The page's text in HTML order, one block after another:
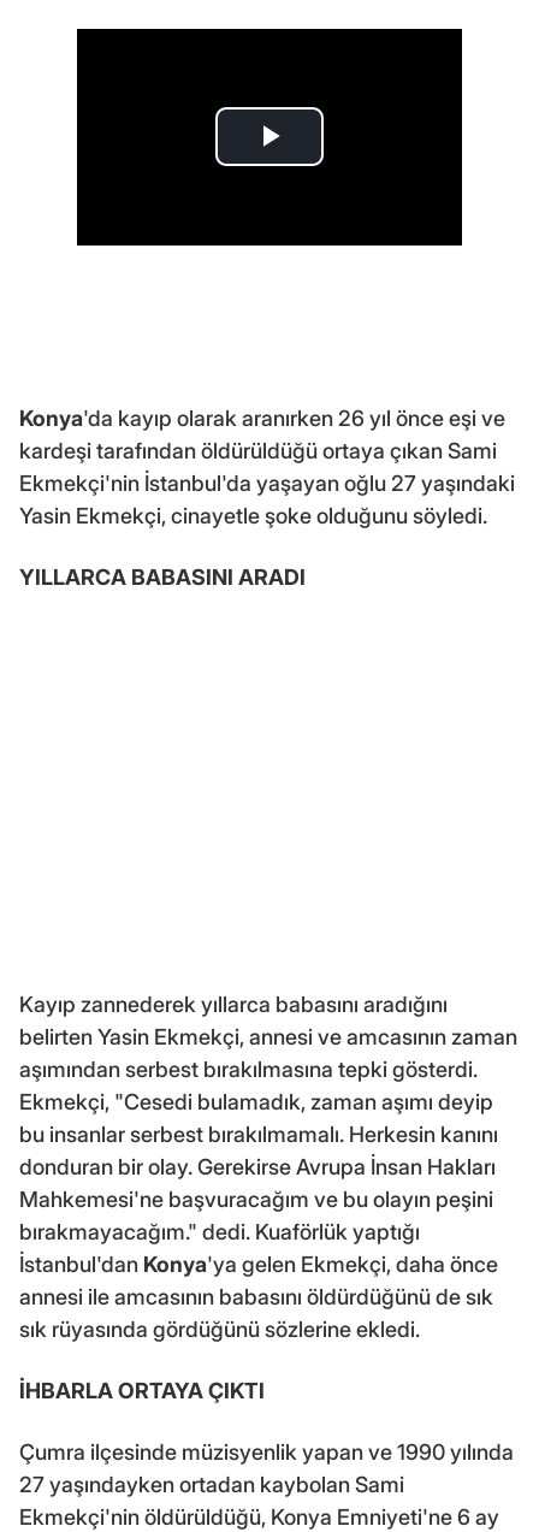
Konya'da kayıp olarak aranırken 26 yıl önce eşi ve
kardeşi tarafından öldürüldüğü ortaya çıkan Sami
Ekmekçi'nin İstanbul'da yaşayan oğlu 27 yaşındaki
Yasin Ekmekçi, cinayetle şoke olduğunu söyledi.
YILLARCA BABASINI ARADI
Kayıp zannederek yıllarca babasını aradığını
belirten Yasin Ekmekçi, annesi ve amcasının zaman
aşımından serbest bırakılmasına tepki gösterdi.
Ekmekçi, "Cesedi bulamadık, zaman aşımı deyip
bu insanlar serbest bırakılmamalı. Herkesin kanını
donduran bir olay. Gerekirse Avrupa İnsan Hakları
Mahkemesi'ne başvuracağım ve bu olayın peşini
bırakmayacağım." dedi. Kuaförlük yaptığı
İstanbul'dan Konya'ya gelen Ekmekçi, daha önce
annesi ile amcasının babasını öldürdüğünü de sık
sık rüyasında gördüğünü sözlerine ekledi.
İHBARLA ORTAYA ÇIKTI
Çumra ilçesinde müzisyenlik yapan ve 1990 yılında
27 yaşındayken ortadan kaybolan Sami
Ekmekçi'nin öldürüldüğü, Konya Emniyeti'ne 6 ay